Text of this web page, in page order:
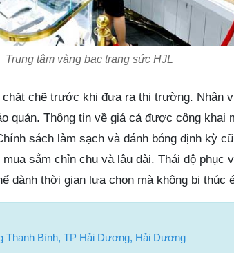
Trung tâm vàng bạc trang sức HJL
chẽ trước khi đưa ra thị trường. Nhân
quản. Thông tin về giá cả được công khai
sách làm sạch và đánh bóng định kỳ
sắm chỉn chu và lâu dài. Thái độ phục
dành thời gian lựa chọn mà không bị thúc
Thanh Bình, TP Hải Dương, Hải Dương